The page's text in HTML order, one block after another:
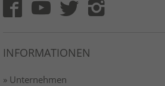
INFORMATIONEN
» Unternehmen